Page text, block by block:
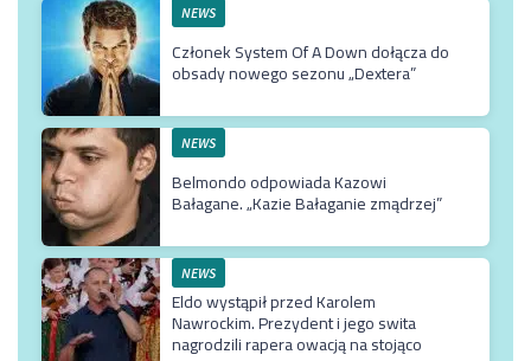
NEWS
Członek System Of A Down dołącza do
obsady nowego sezonu „Dextera”
NEWS
Belmondo odpowiada Kazowi
Bałagane. „Kazie Bałaganie zmądrzej”
NEWS
Eldo wystąpił przed Karolem
Nawrockim. Prezydent i jego swita
nagrodzili rapera owacją na stojąco